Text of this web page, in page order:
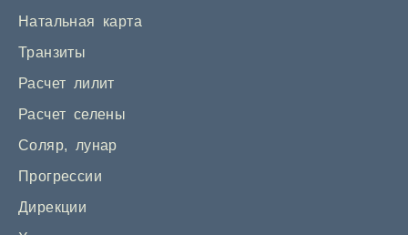
Натальная карта
Транзиты
Расчет лилит
Расчет селены
Соляр, лунар
Прогрессии
Дирекции